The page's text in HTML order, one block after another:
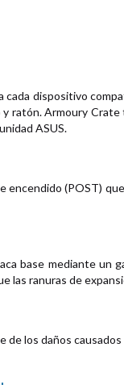
dispositivo
y ratón. Armoury
ASUS.
(POST)
base mediante un
las ranuras de
los daños